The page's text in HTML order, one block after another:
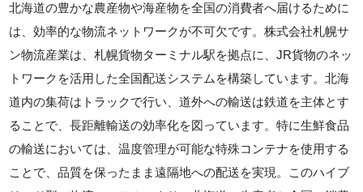
北海道の豊かな農産物や海産物を全国の消費者へ届けるために
は、効率的な物流ネットワークが不可欠です。株式会社札幌サ
ン物流産業は、札幌貨物ターミナル駅を拠点に、JR貨物のネッ
トワークを活用した全国配送システムを構築しています。北海
道内の集荷はトラックで行い、道外への輸送は鉄道を主体とす
ることで、長距離輸送の効率化を図っています。特に生鮮食品
の輸送においては、温度管理が可能な特殊コンテナを使用する
ことで、品質を保ったまま遠隔地への配送を実現。このハイブ